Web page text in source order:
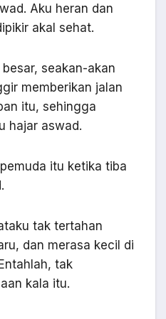
Aku heran dan
akal sehat.
seakan-akan
memberikan jalan
itu, sehingga
hajar aswad.
itu ketika tiba
tak tertahan
dan merasa kecil di
tak
kala itu.